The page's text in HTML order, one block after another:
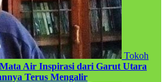
Tokoh
Air Inspirasi dari Garut Utara
Terus Mengalir